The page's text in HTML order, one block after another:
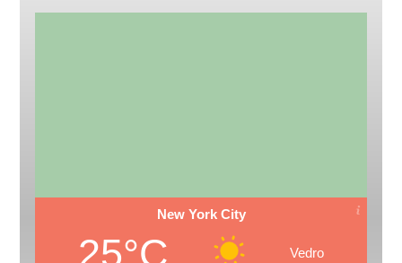
New York City
25°C Vedro